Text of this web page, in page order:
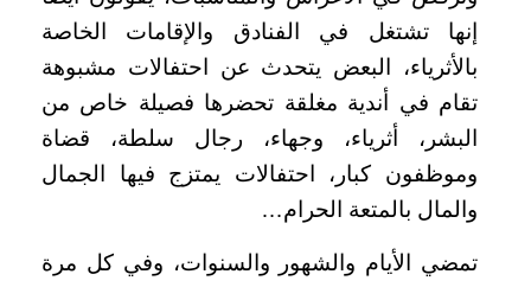
إنها تشتغل في الفنادق والإقامات الخاصة
بالأثرياء، البعض يتحدث عن احتفالات مشبوهة
تقام في أندية مغلقة تحضرها فصيلة خاص من
البشر، أثرياء، وجهاء، رجال سلطة، قضاة
وموظفون كبار، احتفالات يمتزج فيها الجمال
والمال بالمتعة الحرام…
تمضي الأيام والشهور والسنوات، وفي كل مرة